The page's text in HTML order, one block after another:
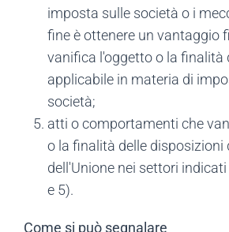
imposta sulle società o i
fine è ottenere un vantaggio
vanifica l'oggetto o la finalità
applicabile in materia di
società;
atti o comportamenti che
o la finalità delle disposizioni
dell'Unione nei settori
e 5).
Come si può segnalare